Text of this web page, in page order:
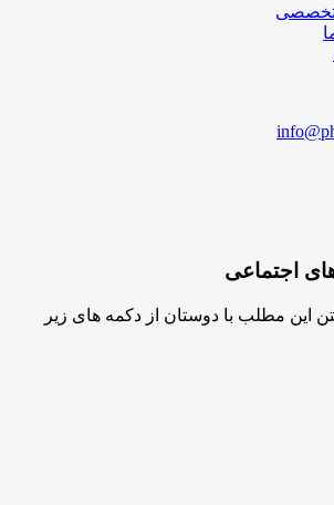
تخصصی
اجتماعی
این مطلب با دوستان از دکمه های زیر